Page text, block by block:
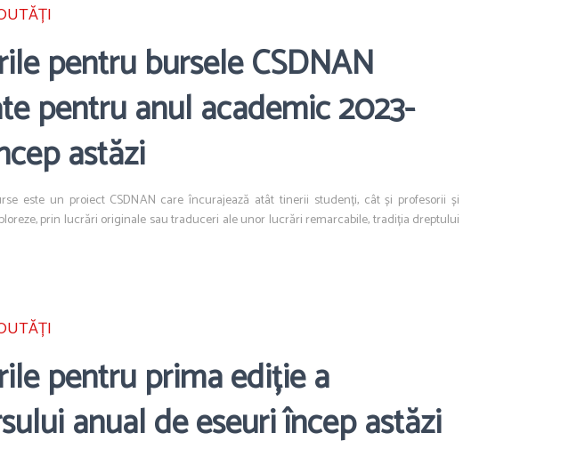
pentru bursele CSDNAN
pentru anul academic 2023-
astăzi
este un proiect CSDNAN care încurajează atât tinerii studenți, cât și profesorii și
prin lucrări originale sau traduceri ale unor lucrări remarcabile, tradiția dreptului
pentru prima ediție a
anual de eseuri încep astăzi